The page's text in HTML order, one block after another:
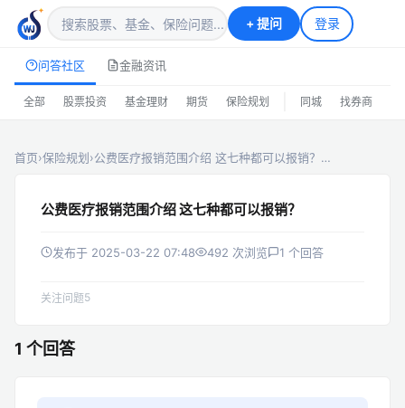
+提问 登录
问答社区 金融资讯
全部 股票投资 基金理财 期货 保险规划 同城 找券商
首页›保险规划›公费医疗报销范围介绍 这七种都可以报销？…
公费医疗报销范围介绍 这七种都可以报销？
发布于 2025-03-22 07:48 492 次浏览 1 个回答
关注问题5
1 个回答